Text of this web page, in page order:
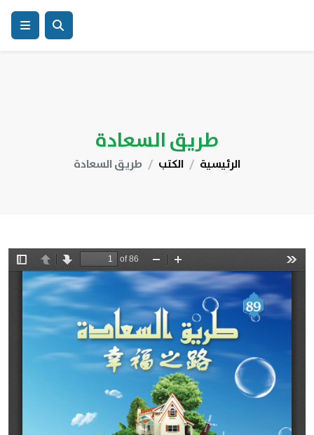
طريق السعادة
الرئيسية الكتب طريق السعادة